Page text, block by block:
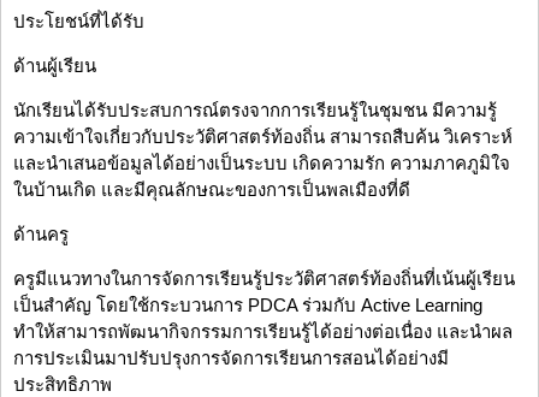
ประโยชน์ที่ได้รับ
ด้านผู้เรียน
นักเรียนได้รับประสบการณ์ตรงจากการเรียนรู้ในชุมชน มีความรู้
ความเข้าใจเกี่ยวกับประวัติศาสตร์ท้องถิ่น สามารถสืบค้น วิเคราะห์
และนำเสนอข้อมูลได้อย่างเป็นระบบ เกิดความรัก ความภาคภูมิใจ
ในบ้านเกิด และมีคุณลักษณะของการเป็นพลเมืองที่ดี
ด้านครู
ครูมีแนวทางในการจัดการเรียนรู้ประวัติศาสตร์ท้องถิ่นที่เน้นผู้เรียน
เป็นสำคัญ โดยใช้กระบวนการ PDCA ร่วมกับ Active Learning
ทำให้สามารถพัฒนากิจกรรมการเรียนรู้ได้อย่างต่อเนื่อง และนำผล
การประเมินมาปรับปรุงการจัดการเรียนการสอนได้อย่างมี
ประสิทธิภาพ